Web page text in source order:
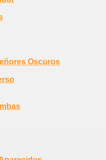
Oscuros